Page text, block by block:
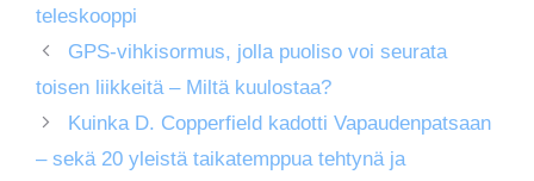
teleskooppi
GPS-vihkisormus, jolla puoliso voi seurata
toisen liikkeitä – Miltä kuulostaa?
Kuinka D. Copperfield kadotti Vapaudenpatsaan
– sekä 20 yleistä taikatemppua tehtynä ja